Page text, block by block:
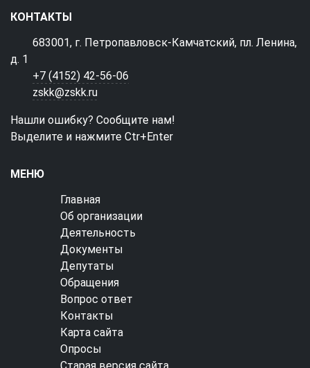
КОНТАКТЫ
683001, г. Петропавловск-Камчатский, пл. Ленина,
д. 1
+7 (4152) 42-56-06
zskk@zskk.ru
Нашли ошибку? Сообщите нам!
Выделите и нажмите Ctr+Enter
МЕНЮ
Главная
Об организации
Деятельность
Документы
Депутаты
Обращения
Вопрос ответ
Контакты
Карта сайта
Опросы